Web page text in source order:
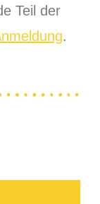
Teil der
.